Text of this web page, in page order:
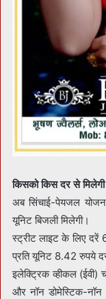
किसको किस दर से मिलेगी
अब सिंचाई-पेयजल
यूनिट बिजली मिलेगी।
स्ट्रीट लाइट के लिए दरें
प्रति यूनिट 8.42 रुपये
इलेक्ट्रिक व्हीकल
और नॉन डोमेस्टिक-